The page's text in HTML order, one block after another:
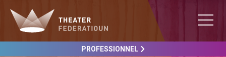
PROFESSIONNEL